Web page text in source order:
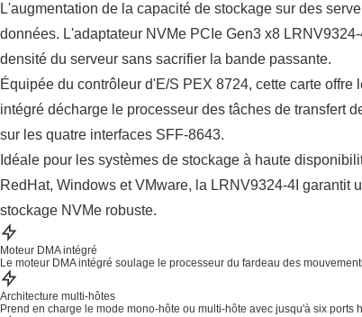
L'augmentation de la capacité de stockage sur des
données. L'adaptateur NVMe PCIe Gen3 x8
densité du serveur sans sacrifier la bande passante.
Équipée du contrôleur d'E/S PEX 8724, cette carte
intégré décharge le processeur des tâches de transfert
sur les quatre interfaces SFF-8643.
Idéale pour les systèmes de stockage à haute
RedHat, Windows et VMware, la LRNV9324-4I garantit
stockage NVMe robuste.
Moteur DMA intégré
Le moteur DMA intégré soulage le processeur du fardeau des
Architecture multi-hôtes
Prend en charge le mode mono-hôte ou multi-hôte avec jusqu'à six